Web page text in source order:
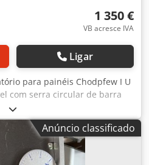
1 350 €
VB acresce IVA
Ligar
para painéis Chodpfew I U
com serra circular de barra
completo incluindo 4
12 rolos multi-direcionais
curto prazo
Anúncio classificado